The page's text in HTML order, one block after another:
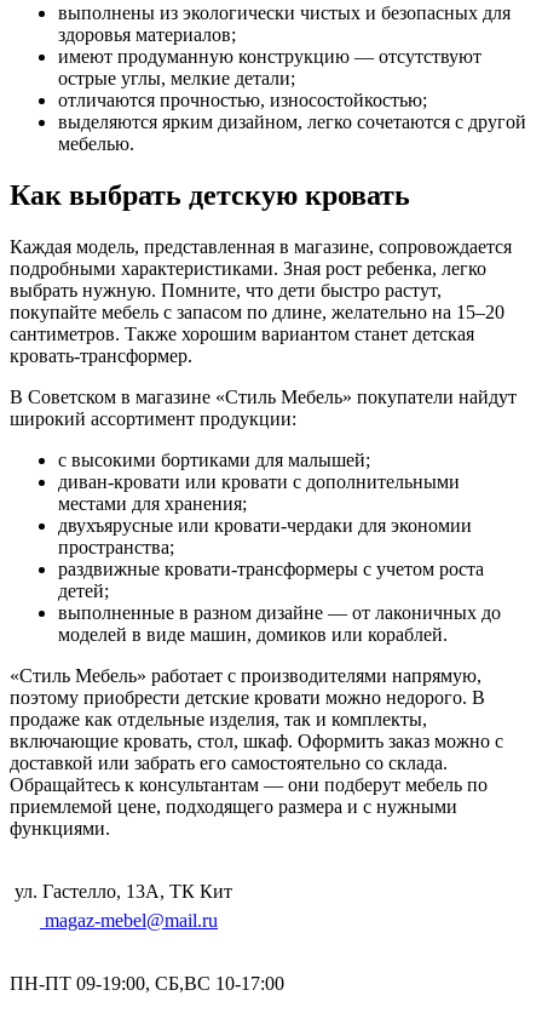
выполнены из экологически чистых и безопасных для
здоровья материалов;
имеют продуманную конструкцию — отсутствуют
острые углы, мелкие детали;
отличаются прочностью, износостойкостью;
выделяются ярким дизайном, легко сочетаются с другой
мебелью.
Как выбрать детскую кровать
Каждая модель, представленная в магазине, сопровождается
подробными характеристиками. Зная рост ребенка, легко
выбрать нужную. Помните, что дети быстро растут,
покупайте мебель с запасом по длине, желательно на 15–20
сантиметров. Также хорошим вариантом станет детская
кровать-трансформер.
В Советском в магазине «Стиль Мебель» покупатели найдут
широкий ассортимент продукции:
с высокими бортиками для малышей;
диван-кровати или кровати с дополнительными
местами для хранения;
двухъярусные или кровати-чердаки для экономии
пространства;
раздвижные кровати-трансформеры с учетом роста
детей;
выполненные в разном дизайне — от лаконичных до
моделей в виде машин, домиков или кораблей.
«Стиль Мебель» работает с производителями напрямую,
поэтому приобрести детские кровати можно недорого. В
продаже как отдельные изделия, так и комплекты,
включающие кровать, стол, шкаф. Оформить заказ можно с
доставкой или забрать его самостоятельно со склада.
Обращайтесь к консультантам — они подберут мебель по
приемлемой цене, подходящего размера и с нужными
функциями.
ул. Гастелло, 13А, ТК Кит
magaz-mebel@mail.ru
ПН-ПТ 09-19:00, СБ,ВС 10-17:00